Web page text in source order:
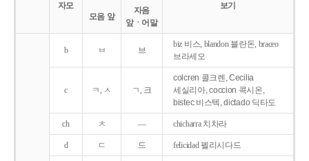
자모
보기
모음 앞
자음
앞ㆍ어말
b ㅂ 브
biz 비스, blandon 블란돈, braceo
브라세오
c ㅋ, ㅅ ㄱ, 크
colcren 콜크렌, Cecilia
세실리아, coccion 콕시온,
bistec 비스텍, dictado 딕타도
ch ㅊ ― chicharra 치차라
d ㄷ 드 felicidad 펠리시다드